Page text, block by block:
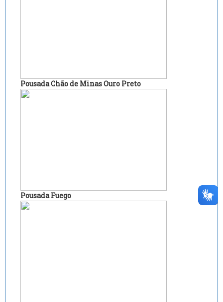
Pousada Chão de Minas Ouro Preto
Pousada Fuego